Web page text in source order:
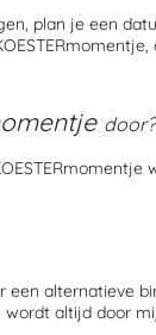
plan je een
door?
alternatieve
wordt altijd door